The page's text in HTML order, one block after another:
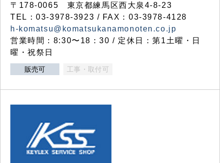
〒178-0065 東京都練馬区西大泉4-8-23
TEL：03-3978-3923 / FAX：03-3978-4128
h-komatsu@komatsukanamonoten.co.jp
営業時間：8:30〜18：30 / 定休日：第1土曜・日
曜・祝祭日
販売可 工事・取付可